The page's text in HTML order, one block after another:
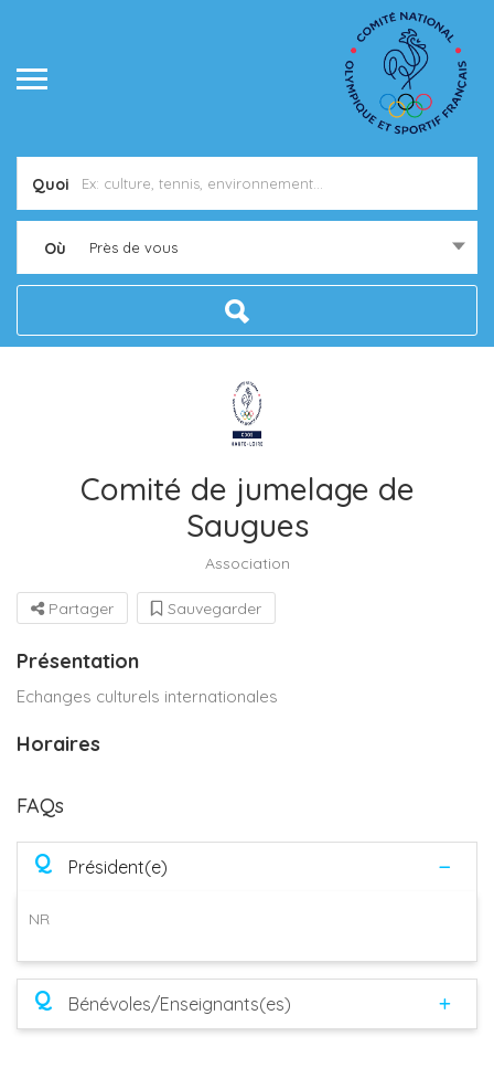
Quoi
Où Près de vous
Comité de jumelage de
Saugues
Association
Partager Sauvegarder
Présentation
Echanges culturels internationales
Horaires
FAQs
Q Président(e)
NR
Q Bénévoles/Enseignants(es)